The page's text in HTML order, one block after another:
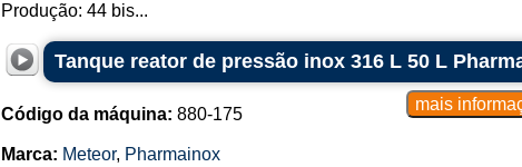
Produção: 44 bis...
Tanque reator de pressão inox 316 L 50 L
Código da máquina: 880-175
Marca: Meteor, Pharmainox